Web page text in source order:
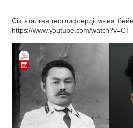
Сіз аталған геоглифтерді мына
https://www.youtube.com/